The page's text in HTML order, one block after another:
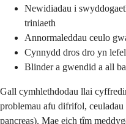
Newidiadau i
triniaeth
Annormaleddau ceulo
Cynnydd dros dro yn
Blinder a gwendid a all
Gall cymhlethdodau llai
problemau afu difrifol,
pancreas). Mae eich tîm